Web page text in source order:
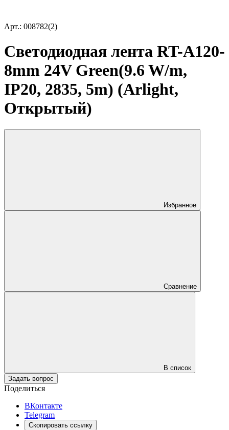
Арт.: 008782(2)
Светодиодная лента RT-A120-
8mm 24V Green(9.6 W/m,
IP20, 2835, 5m) (Arlight,
Открытый)
Избранное
Сравнение
В список
Задать вопрос
Поделиться
ВКонтакте
Telegram
Скопировать ссылку